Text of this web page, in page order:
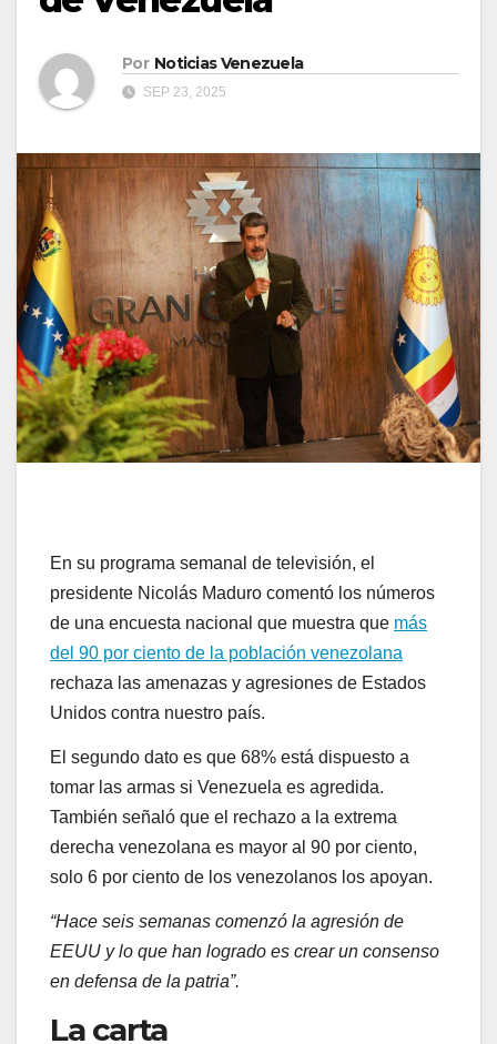
Por Noticias Venezuela
SEP 23, 2025
En su programa semanal de televisión, el
presidente Nicolás Maduro comentó los números
de una encuesta nacional que muestra que más
del 90 por ciento de la población venezolana
rechaza las amenazas y agresiones de Estados
Unidos contra nuestro país.
El segundo dato es que 68% está dispuesto a
tomar las armas si Venezuela es agredida.
También señaló que el rechazo a la extrema
derecha venezolana es mayor al 90 por ciento,
solo 6 por ciento de los venezolanos los apoyan.
“Hace seis semanas comenzó la agresión de
EEUU y lo que han logrado es crear un consenso
en defensa de la patria”.
La carta